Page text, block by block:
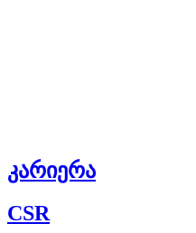
კარიერა
CSR